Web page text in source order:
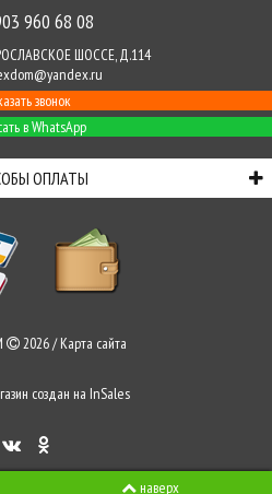
960 68 08
ШОССЕ, Д.114
звонок
в WhatsApp
ОПЛАТЫ
2026 /Карта сайта
создан на InSales
наверх